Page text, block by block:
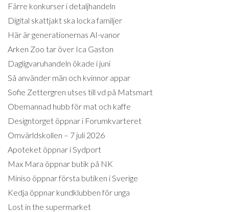
Färre konkurser i detaljhandeln
Digital skattjakt ska locka familjer
Här är generationernas AI-vanor
Arken Zoo tar över Ica Gaston
Dagligvaruhandeln ökade i juni
Så använder män och kvinnor appar
Sofie Zettergren utses till vd på Matsmart
Obemannad hubb för mat och kaffe
Designtorget öppnar i Forumkvarteret
Omvärldskollen – 7 juli 2026
Apoteket öppnar i Sydport
Max Mara öppnar butik på NK
Miniso öppnar första butiken i Sverige
Kedja öppnar kundklubben för unga
Lost in the supermarket